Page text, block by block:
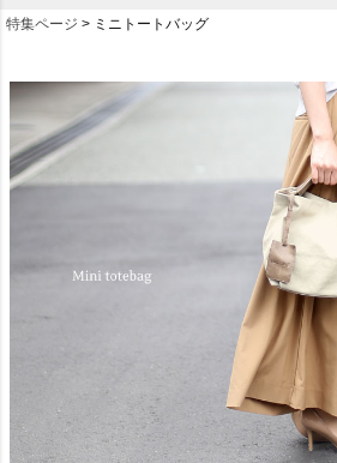
特集ページ ミニトートバッグ